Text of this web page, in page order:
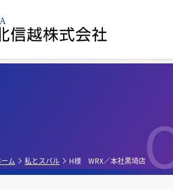
新潟
新
ム 私とスバル H様 WRX／本社黒埼店